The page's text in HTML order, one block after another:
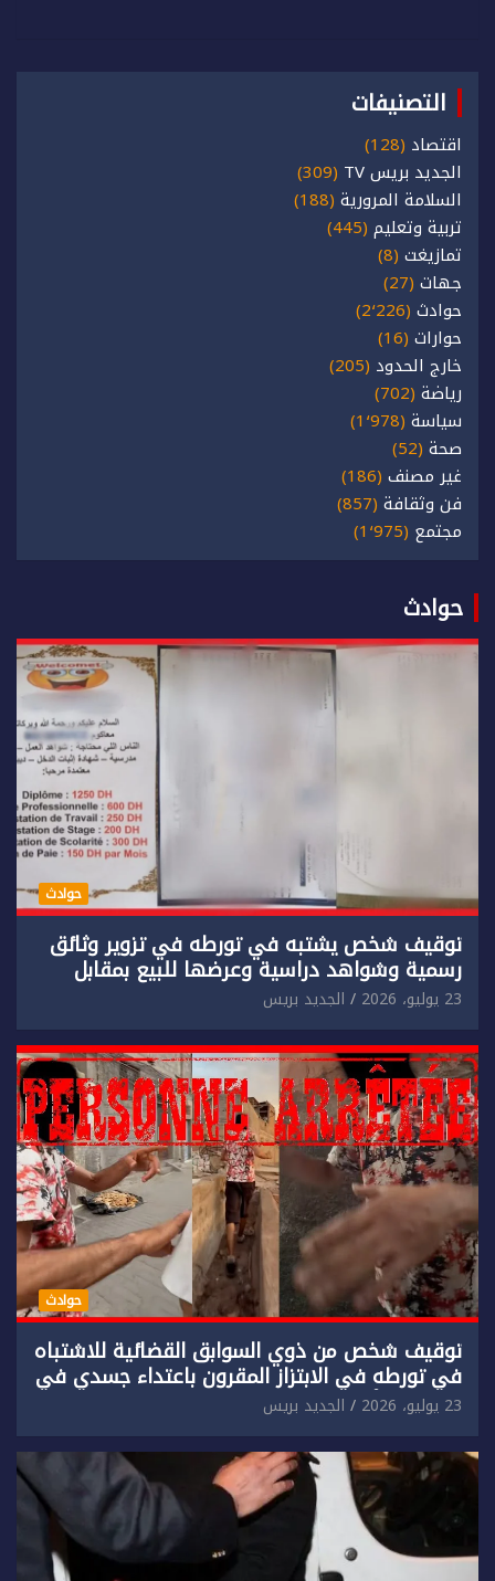
التصنيفات
اقتصاد (128)
الجديد بريس TV
(309)
السلامة المرورية (188)
تربية وتعليم (445)
تمازيغت (8)
جهات (27)
حوادث (2٬226)
حوارات (16)
خارج الحدود (205)
رياضة (702)
سياسة (1٬978)
صحة (52)
غير مصنف (186)
فن وثقافة (857)
مجتمع (1٬975)
حوادث
حوادث
توقيف شخص يشتبه في تورطه في تزوير وثائق
رسمية وشواهد دراسية وعرضها للبيع بمقابل
مادي.
23 يوليو، 2026 الجديد بريس
حوادث
توقيف شخص من ذوي السوابق القضائية للاشتباه
في تورطه في الابتزاز المقرون باعتداء جسدي في
حق سائح أجنبي.
23 يوليو، 2026 الجديد بريس